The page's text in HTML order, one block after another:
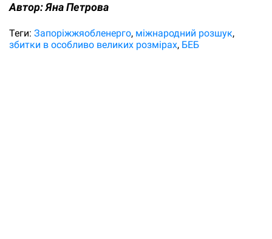
Автор:Яна Петрова
Теги: Запоріжжяобленерго міжнародний розшук
збитки в особливо великих розмірах БЕБ